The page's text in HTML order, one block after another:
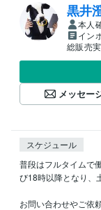
黒井
本人
イン
総販売
メッセー
スケジュール
普段はフルタイムで
び18時以降となり、
お問い合わせやご依